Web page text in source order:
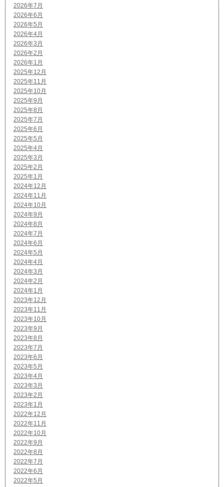
2026年7月
2026年6月
2026年5月
2026年4月
2026年3月
2026年2月
2026年1月
2025年12月
2025年11月
2025年10月
2025年9月
2025年8月
2025年7月
2025年6月
2025年5月
2025年4月
2025年3月
2025年2月
2025年1月
2024年12月
2024年11月
2024年10月
2024年9月
2024年8月
2024年7月
2024年6月
2024年5月
2024年4月
2024年3月
2024年2月
2024年1月
2023年12月
2023年11月
2023年10月
2023年9月
2023年8月
2023年7月
2023年6月
2023年5月
2023年4月
2023年3月
2023年2月
2023年1月
2022年12月
2022年11月
2022年10月
2022年9月
2022年8月
2022年7月
2022年6月
2022年5月